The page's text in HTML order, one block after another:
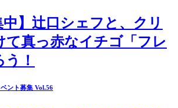
中】辻口シェフと、クリ
て真っ赤なイチゴ「フレ
！
ント募集 Vol.56